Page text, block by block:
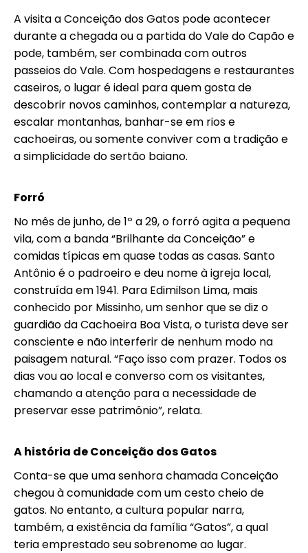
A visita a Conceição dos Gatos pode acontecer
durante a chegada ou a partida do Vale do Capão e
pode, também, ser combinada com outros
passeios do Vale. Com hospedagens e restaurantes
caseiros, o lugar é ideal para quem gosta de
descobrir novos caminhos, contemplar a natureza,
escalar montanhas, banhar-se em rios e
cachoeiras, ou somente conviver com a tradição e
a simplicidade do sertão baiano.
Forró
No mês de junho, de 1º a 29, o forró agita a pequena
vila, com a banda “Brilhante da Conceição” e
comidas típicas em quase todas as casas. Santo
Antônio é o padroeiro e deu nome à igreja local,
construída em 1941. Para Edimilson Lima, mais
conhecido por Missinho, um senhor que se diz o
guardião da Cachoeira Boa Vista, o turista deve ser
consciente e não interferir de nenhum modo na
paisagem natural. “Faço isso com prazer. Todos os
dias vou ao local e converso com os visitantes,
chamando a atenção para a necessidade de
preservar esse patrimônio”, relata.
A história de Conceição dos Gatos
Conta-se que uma senhora chamada Conceição
chegou à comunidade com um cesto cheio de
gatos. No entanto, a cultura popular narra,
também, a existência da família “Gatos”, a qual
teria emprestado seu sobrenome ao lugar.